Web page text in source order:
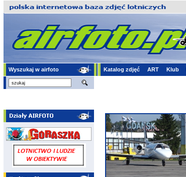
Wyszukaj w airfoto Katalog zdjęć ART Klub